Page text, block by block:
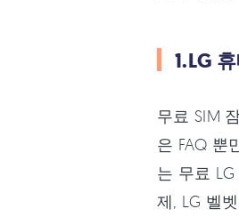
1.LG
무료 SIM
은 FAQ 뿐
는 무료
제, LG 벨